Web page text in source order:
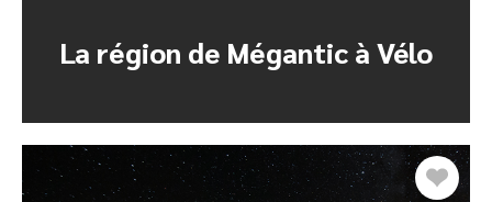
La région de Mégantic à Vélo